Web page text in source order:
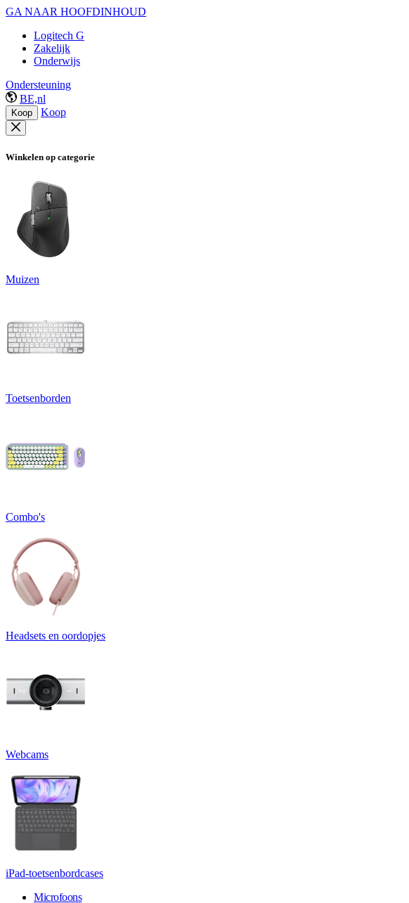
GA NAAR HOOFDINHOUD
Logitech G
Zakelijk
Onderwijs
Ondersteuning
BE,nl
Koop Koop
Winkelen op categorie
Muizen
Toetsenborden
Combo's
Headsets en oordopjes
Webcams
iPad-toetsenbordcases
Microfoons